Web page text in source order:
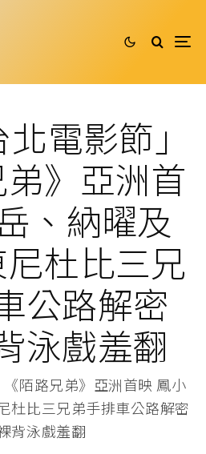
電影節」
弟》亞洲首
、納曜及
杜比三兄
公路解密
泳戲羞翻
陌路兄弟》亞洲首映 鳳小
杜比三兄弟手排車公路解密
背泳戲羞翻